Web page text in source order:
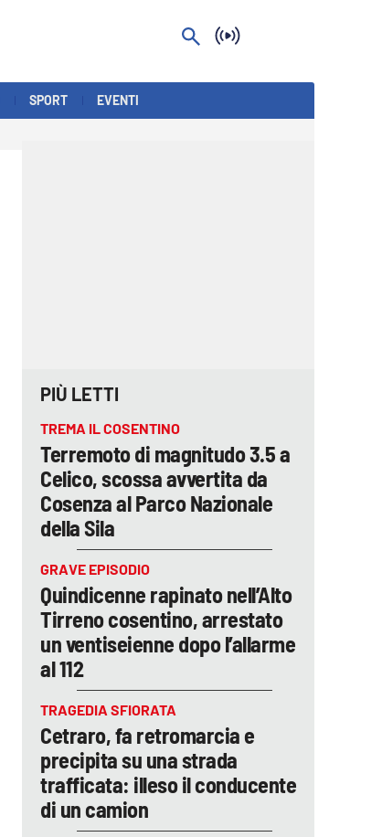
SPORT EVENTI
PIÙ LETTI
TREMA IL COSENTINO
Terremoto di magnitudo 3.5 a
Celico, scossa avvertita da
Cosenza al Parco Nazionale
della Sila
GRAVE EPISODIO
Quindicenne rapinato nell’Alto
Tirreno cosentino, arrestato
un ventiseienne dopo l’allarme
al 112
TRAGEDIA SFIORATA
Cetraro, fa retromarcia e
precipita su una strada
trafficata: illeso il conducente
di un camion